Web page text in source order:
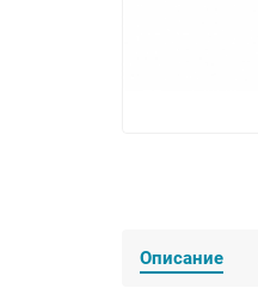
Описание